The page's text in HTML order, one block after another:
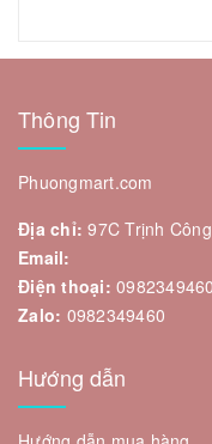
Thông Tin
Phuongmart.com
Địa chỉ: 97C Trịnh
Email:
Điện thoại: 0982349460
Zalo: 0982349460
Hướng dẫn